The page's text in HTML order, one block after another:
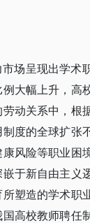
场呈现出学术
大幅上升，高
动关系中，根
度的全球扩张
风险等职业困
于新自由主义
塑造的学术
高校教师聘任